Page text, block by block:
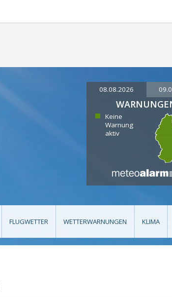
08.08.2026
Keine
Warnung
aktiv
FLUGWETTER WETTERWARNUNGEN KLIMA